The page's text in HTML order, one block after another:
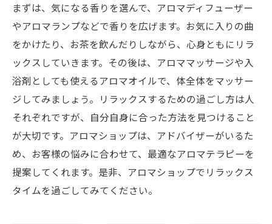
まずは、気になる香りを選んで、アロマディフューザー
やアロマランプなどで香りを広げます。お気に入りの曲
をかけたり、お茶を飲んだりしながら、心身ともにリラ
ックスしていきます。その後は、アロママッサージや入
浴剤としても使えるアロマオイルで、体全体をマッサー
ジしてみましょう。リラックスするための過ごし方は人
それぞれですが、自分自身に合った方法を見つけること
が大切です。アロマショップは、アドバイザーがいるた
め、お客様の悩みに合わせて、最適なアロマテラピーを
提案してくれます。是非、アロマショップでリラックス
タイムを過ごしてみてください。